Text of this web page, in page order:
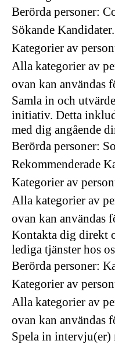
Berörda personer:
Sökande Kandidater.
Kategorier av
Alla kategorier av
ovan kan användas
Samla in och
initiativ. Detta
med dig angående
Berörda personer:
Rekommenderade
Kategorier av
Alla kategorier av
ovan kan användas
Kontakta dig direkt
lediga tjänster hos
Berörda personer:
Kategorier av
Alla kategorier av
ovan kan användas
Spela in intervju(er)